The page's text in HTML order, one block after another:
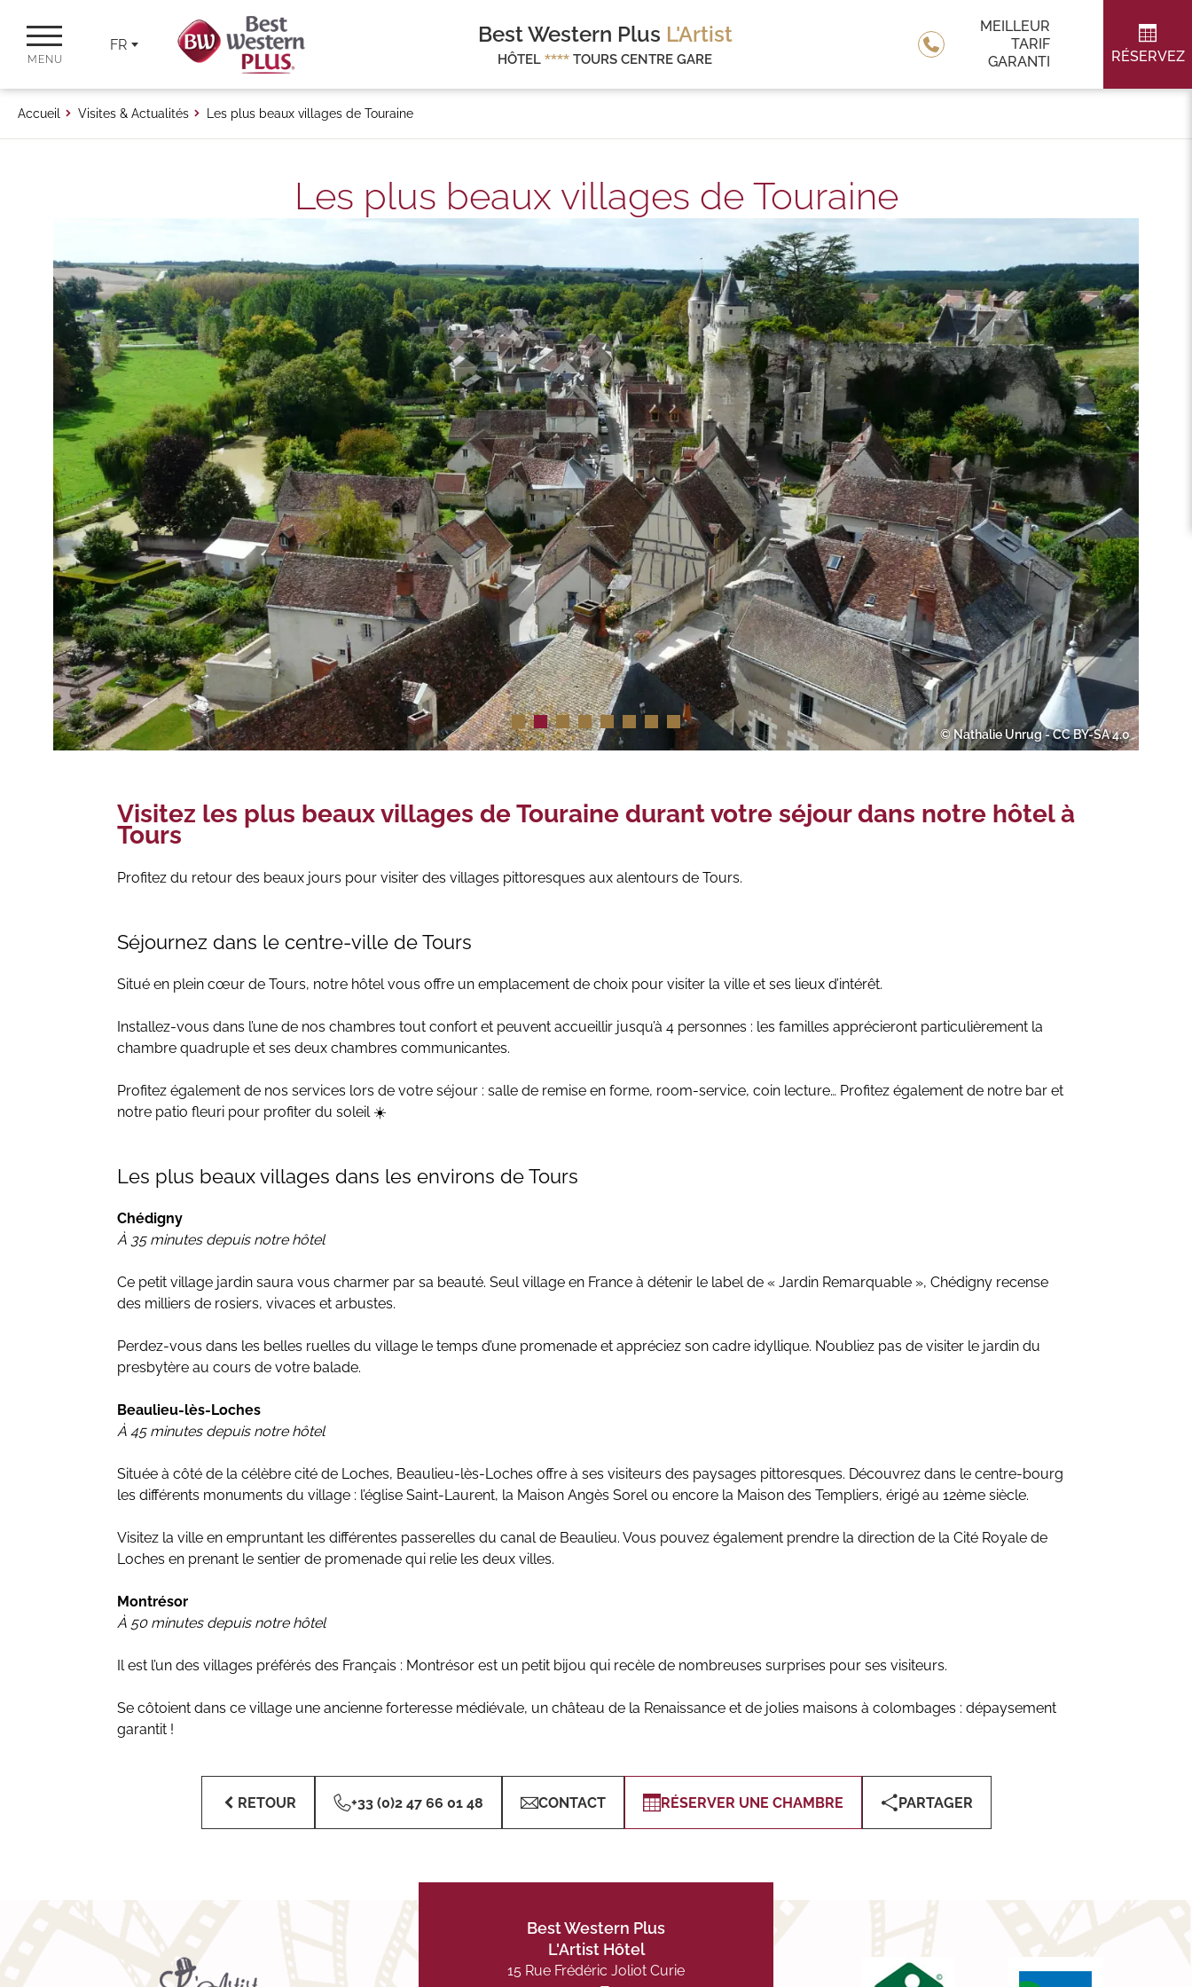
MENU
FR Best Western Plus L'Artist
HÔTEL **** TOURS CENTRE GARE
MEILLEUR
TARIF
GARANTI
RÉSERVEZ
Accueil Visites & Actualités Les plus beaux villages de Touraine
Les plus beaux villages de Touraine
© Nathalie Unrug - CC BY-SA 4.0
Visitez les plus beaux villages de Touraine durant votre séjour dans notre hôtel à
Tours
Profitez du retour des beaux jours pour visiter des villages pittoresques aux alentours de Tours.
Séjournez dans le centre-ville de Tours
Situé en plein cœur de Tours, notre hôtel vous offre un emplacement de choix pour visiter la ville et ses lieux d’intérêt.
Installez-vous dans l’une de nos chambres tout confort et peuvent accueillir jusqu’à 4 personnes : les familles apprécieront particulièrement la
chambre quadruple et ses deux chambres communicantes.
Profitez également de nos services lors de votre séjour : salle de remise en forme, room-service, coin lecture… Profitez également de notre bar et
notre patio fleuri pour profiter du soleil ☀️
Les plus beaux villages dans les environs de Tours
Chédigny
À 35 minutes depuis notre hôtel
Ce petit village jardin saura vous charmer par sa beauté. Seul village en France à détenir le label de « Jardin Remarquable », Chédigny recense
des milliers de rosiers, vivaces et arbustes.
Perdez-vous dans les belles ruelles du village le temps d’une promenade et appréciez son cadre idyllique. N’oubliez pas de visiter le jardin du
presbytère au cours de votre balade.
Beaulieu-lès-Loches
À 45 minutes depuis notre hôtel
Située à côté de la célèbre cité de Loches, Beaulieu-lès-Loches offre à ses visiteurs des paysages pittoresques. Découvrez dans le centre-bourg
les différents monuments du village : l’église Saint-Laurent, la Maison Angès Sorel ou encore la Maison des Templiers, érigé au 12ème siècle.
Visitez la ville en empruntant les différentes passerelles du canal de Beaulieu. Vous pouvez également prendre la direction de la Cité Royale de
Loches en prenant le sentier de promenade qui relie les deux villes.
Montrésor
À 50 minutes depuis notre hôtel
Il est l’un des villages préférés des Français : Montrésor est un petit bijou qui recèle de nombreuses surprises pour ses visiteurs.
Se côtoient dans ce village une ancienne forteresse médiévale, un château de la Renaissance et de jolies maisons à colombages : dépaysement
garantit !
RETOUR +33 (0)2 47 66 01 48 CONTACT RÉSERVER UNE CHAMBRE PARTAGER
Best Western Plus
L'Artist Hôtel
15 Rue Frédéric Joliot Curie